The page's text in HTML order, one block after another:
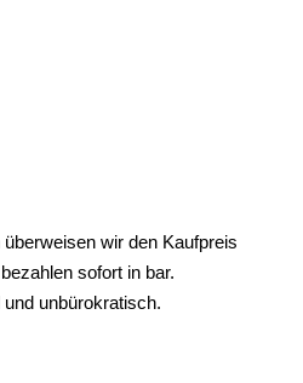
wir den Kaufpreis
sofort in bar.
unbürokratisch.